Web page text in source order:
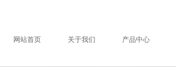
网站首页 关于我们 产品中心